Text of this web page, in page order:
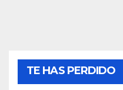
TE HAS PERDIDO